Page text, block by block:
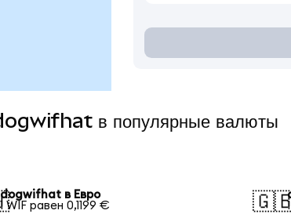
dogwifhat в популярные валюты
dogwifhat в Евро
1 WIF равен 0,1199 €